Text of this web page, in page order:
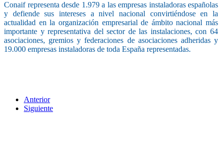
Conaif representa desde 1.979 a las empresas instaladoras españolas
y defiende sus intereses a nivel nacional convirtiéndose en la
actualidad en la organización empresarial de ámbito nacional más
importante y representativa del sector de las instalaciones, con 64
asociaciones, gremios y federaciones de asociaciones adheridas y
19.000 empresas instaladoras de toda España representadas.
Anterior
Siguiente